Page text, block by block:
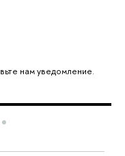
нам уведомление.